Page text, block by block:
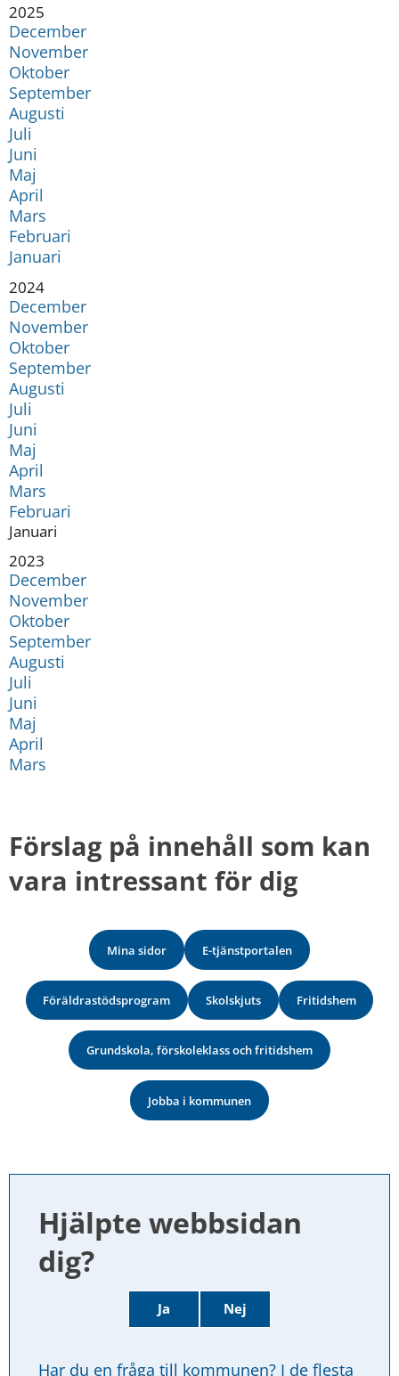
År:
2025
December
November
Oktober
September
Augusti
Juli
Juni
Maj
April
Mars
Februari
Januari
År:
2024
December
November
Oktober
September
Augusti
Juli
Juni
Maj
April
Mars
Februari
Januari
År:
2023
December
November
Oktober
September
Augusti
Juli
Juni
Maj
April
Mars
Förslag på innehåll som kan
vara intressant för dig
Mina sidor E-tjänstportalen
Föräldrastödsprogram Skolskjuts Fritidshem
Grundskola, förskoleklass och fritidshem
Jobba i kommunen
Hjälpte webbsidan
dig?
Ja Nej
Har du en fråga till kommunen? I de flesta